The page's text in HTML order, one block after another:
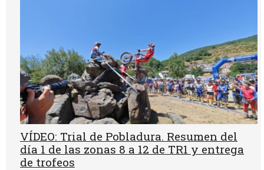
VÍDEO: Trial de Pobladura. Resumen del
día 1 de las zonas 8 a 12 de TR1 y entrega
de trofeos